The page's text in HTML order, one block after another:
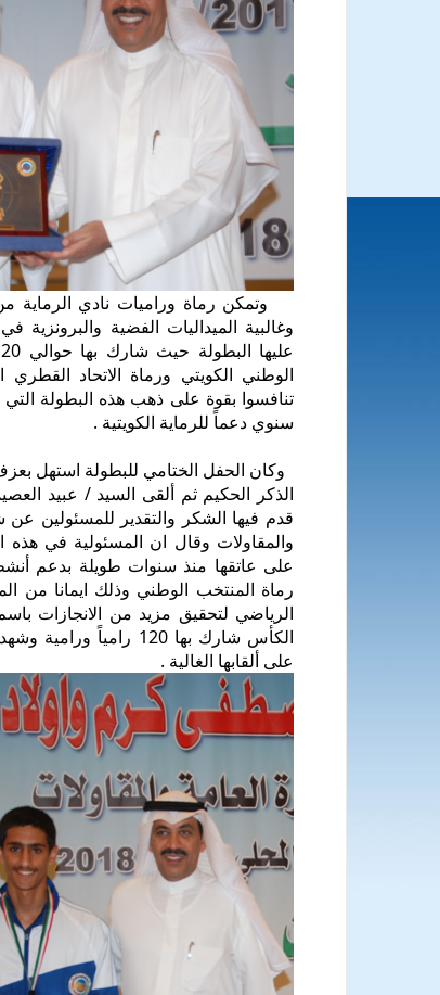
وتمكن رماة وراميات نادي الرماية من
وغالبية الميداليات الفضية
الوطني الكويتي ورماة الاتحاد القطري
تنافسوا بقوة على ذهب هذه البطولة
سنوي دعماً للرماية الكويتية .
وكان الحفل الختامي للبطولة استهل
الذكر الحكيم ثم ألقى السيد / عبيد
قدم فيها الشكر والتقدير للمسئولين
والمقاولات وقال ان المسئولية في هذه
على عاتقها منذ سنوات طويلة بدعم
رماة المنتخب الوطني وذلك ايمانا من
الرياضي لتحقيق مزيد من الانجازات
الكأس شارك بها 120
على ألقابها الغالية .